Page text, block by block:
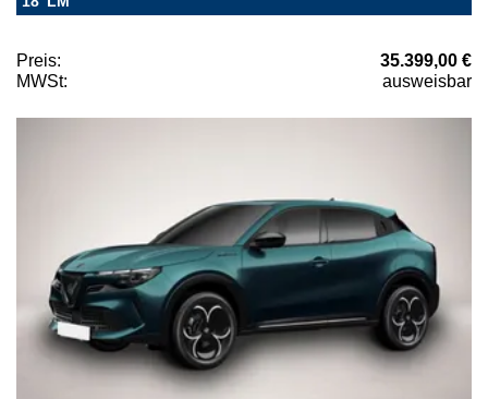
Preis:
35.399,00 €
MWSt:
ausweisbar